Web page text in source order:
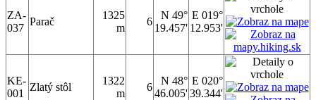
ZA-
037
Parač
1325
m
6
N 49°
19.457'
E 019°
12.953'
KE-
001
Zlatý stôl
1322
m
6
N 48°
46.005'
E 020°
39.344'